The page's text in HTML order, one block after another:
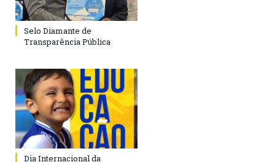
Selo Diamante de
Transparência Pública
Dia Internacional da